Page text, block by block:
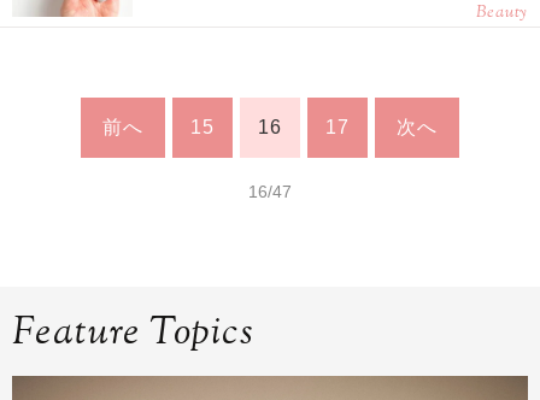
Beauty
前へ 15 16 17 次へ
16/47
Feature Topics